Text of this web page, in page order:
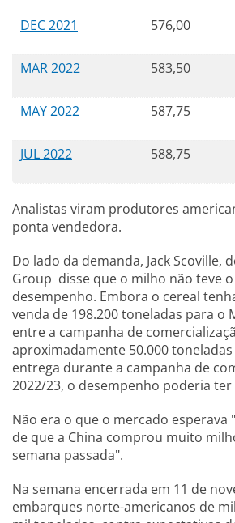
DEC 2021 576,00
MAR 2022 583,50
MAY 2022 587,75
JUL 2022 588,75
Analistas viram produtores
ponta vendedora.
Do lado da demanda, Jack Scoville,
Group disse que o milho não teve
desempenho. Embora o cereal
venda de 198.200 toneladas para o
entre a campanha de
aproximadamente 50.000
entrega durante a campanha de
2022/23, o desempenho poderia
Não era o que o mercado esperava
de que a China comprou muito
semana passada".
Na semana encerrada em 11 de
embarques norte-americanos de